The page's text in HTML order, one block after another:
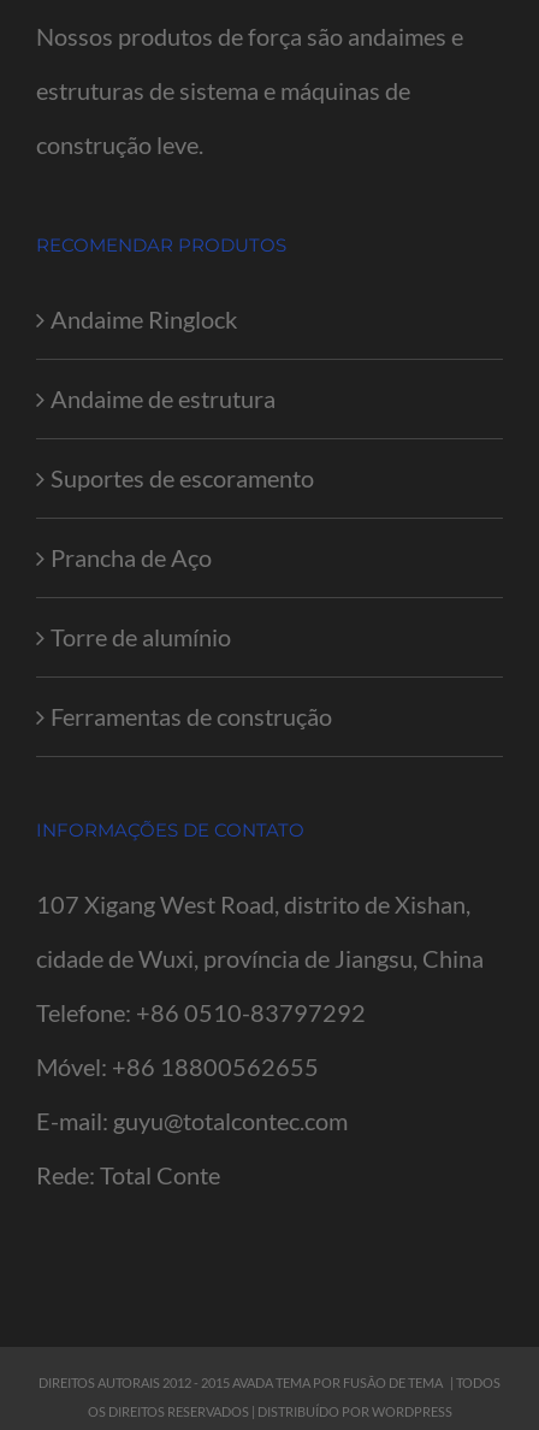
Nossos produtos de força são andaimes e
estruturas de sistema e máquinas de
construção leve.
RECOMENDAR PRODUTOS
Andaime Ringlock
Andaime de estrutura
Suportes de escoramento
Prancha de Aço
Torre de alumínio
Ferramentas de construção
INFORMAÇÕES DE CONTATO
107 Xigang West Road, distrito de Xishan,
cidade de Wuxi, província de Jiangsu, China
Telefone: +86 0510-83797292
Móvel: +86 18800562655
E-mail: guyu@totalcontec.com
Rede: Total Conte
DIREITOS AUTORAIS 2012 - 2015 AVADA TEMA POR FUSÃO DE TEMA | TODOS
OS DIREITOS RESERVADOS | DISTRIBUÍDO POR WORDPRESS